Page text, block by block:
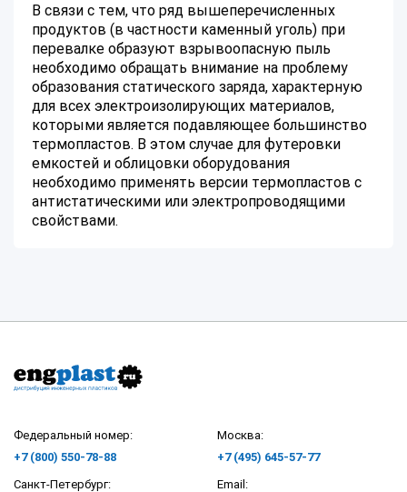
В связи с тем, что ряд вышеперечисленных
продуктов (в частности каменный уголь) при
перевалке образуют взрывоопасную пыль
необходимо обращать внимание на проблему
образования статического заряда, характерную
для всех электроизолирующих материалов,
которыми является подавляющее большинство
термопластов. В этом случае для футеровки
емкостей и облицовки оборудования
необходимо применять версии термопластов с
антистатическими или электропроводящими
свойствами.
Федеральный номер:
+7 (800) 550-78-88
Москва:
+7 (495) 645-57-77
Санкт-Петербург:
Email: